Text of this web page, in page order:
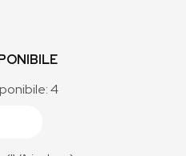
4